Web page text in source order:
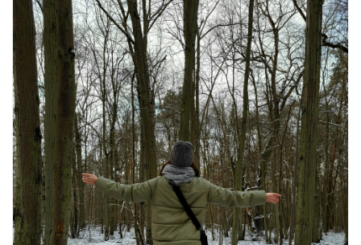
किलो कम वजन
July 31, 2026 1 Comment
16 ज़रूरी कीबोर्ड शॉर्टकट्स जो आपकी
उत्पादकता को दोगुना कर देंगे
August 7, 2026 0 Comments